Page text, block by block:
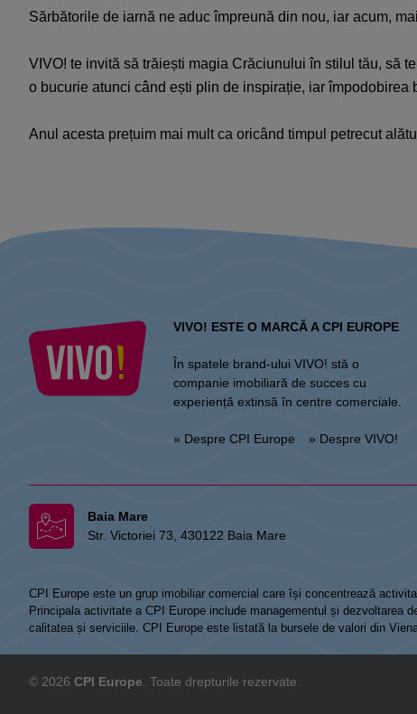
Sărbătorile de iarnă ne aduc împreună din nou, iar acum,
VIVO! te invită să trăiești magia Crăciunului în stilul tău, să
o bucurie atunci când ești plin de inspirație, iar
Anul acesta prețuim mai mult ca oricând timpul petrecut
VIVO! ESTE O MARCĂ A CPI EUROPE
În spatele brand-ului VIVO! stă o
companie imobiliară de succes cu
experiență extinsă în centre comerciale.
» Despre CPI Europe » Despre VIVO!
Baia Mare
Str. Victoriei 73, 430122 Baia Mare
CPI Europe este un grup imobiliar comercial care își concentrează
Principala activitate a CPI Europe include managementul și
calitatea și serviciile. CPI Europe este listată la bursele de valori din
© 2026 CPI Europe . Toate drepturile rezervate.